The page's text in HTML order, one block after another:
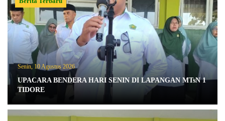
Senin, 10 Agustus 2026
UPACARA BENDERA HARI SENIN DI LAPANGAN MTsN 1
TIDORE